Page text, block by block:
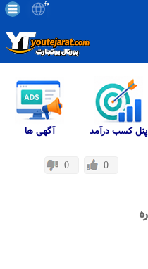
fa
پنل کسب درآمد آگهی ها
0 0